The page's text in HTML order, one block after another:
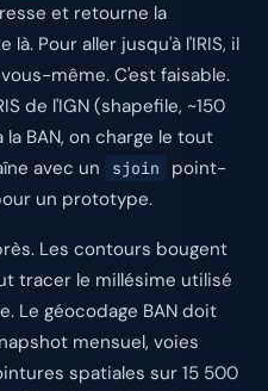
et retourne la
là. Pour aller jusqu'à l'IRIS, il
même. C'est faisable.
de l'IGN (shapefile, ~150
BAN, on charge le tout
avec un
sjoin
point-
un prototype.
Les contours bougent
tracer le millésime utilisé
Le géocodage BAN doit
mensuel, voies
spatiales sur 15 500